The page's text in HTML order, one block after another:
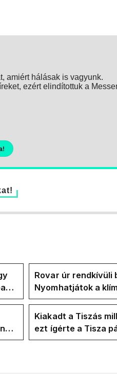
amiért hálásak is vagyunk.
ezért elindítottuk a
Rovar úr rendkívüli
Nyomhatjátok a
hűtőket
energiaválságnak
Kiakadt a Tiszás
ezt ígérte a Tisza
ezt ígérte Magyar